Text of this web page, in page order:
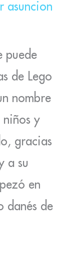
asuncion
puede
de Lego
nombre
y
gracias
a su
en
danés de